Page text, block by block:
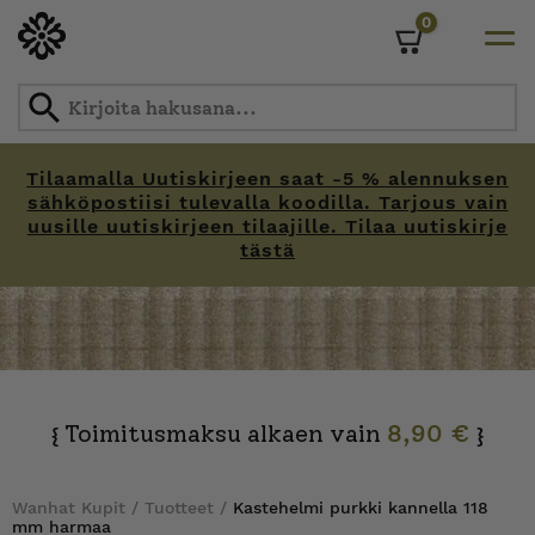
Tilaamalla Uutiskirjeen saat -5 % alennuksen
sähköpostiisi tulevalla koodilla. Tarjous vain
uusille uutiskirjeen tilaajille. Tilaa uutiskirje
tästä
0
{ Toimitusmaksu alkaen vain 8,90 € }
Wanhat Kupit / Tuotteet / Kastehelmi purkki kannella 118
mm harmaa